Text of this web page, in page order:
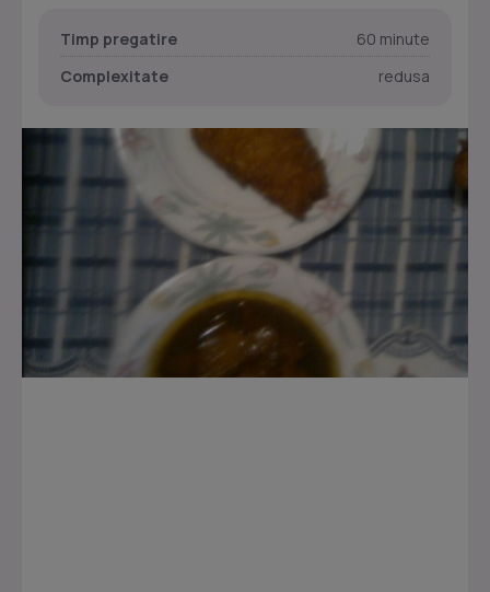
Timp pregatire
60 minute
Complexitate
redusa